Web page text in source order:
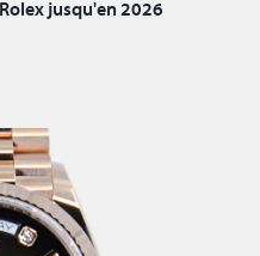
jusqu'en 2026